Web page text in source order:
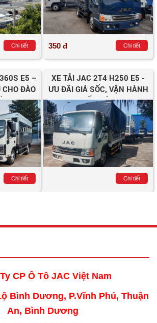
Chi tiết 350 đ Chi tiết
E5 –
CHO ĐÀO
C1
Chi tiết
XE TẢI JAC 2T4 H250 E5 -
ƯU ĐÃI GIÁ SỐC, VẬN HÀNH
TIẾT KIỆM
Chi tiết
CP Ô Tô JAC Việt Nam
Bình Dương, P.Vĩnh Phú, Thuận
An, Bình Dương